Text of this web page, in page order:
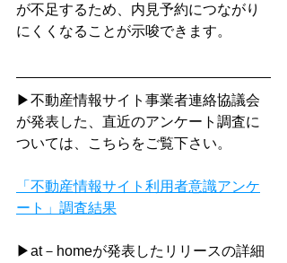
が不足するため、内見予約につながり
にくくなることが示唆できます。
▶不動産情報サイト事業者連絡協議会
が発表した、直近のアンケート調査に
ついては、こちらをご覧下さい。
「不動産情報サイト利用者意識アンケ
ート」調査結果
▶at－homeが発表したリリースの詳細